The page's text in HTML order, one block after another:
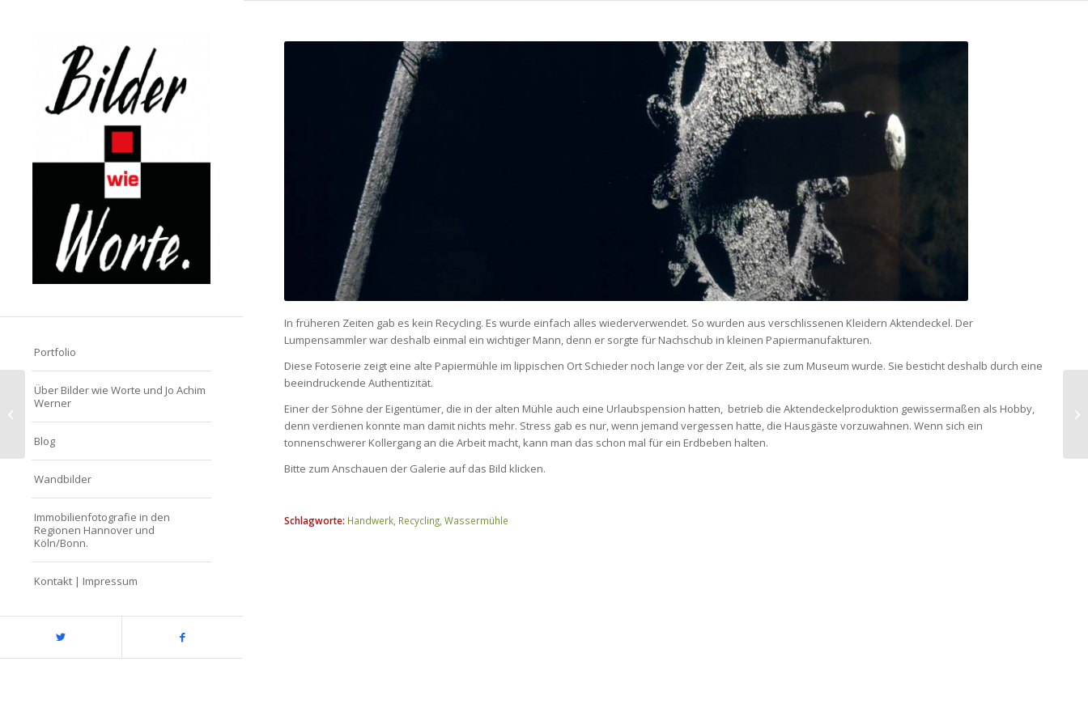
Portfolio
Über Bilder wie Worte und Jo Achim
Werner
Blog
Wandbilder
Immobilienfotografie in den
Regionen Hannover und
Köln/Bonn.
Kontakt | Impressum
In früheren Zeiten gab es kein Recycling. Es wurde einfach alles wiederverwendet. So wurden aus verschlissenen Kleidern Aktendeckel. Der
Lumpensammler war deshalb einmal ein wichtiger Mann, denn er sorgte für Nachschub in kleinen Papiermanufakturen.
Diese Fotoserie zeigt eine alte Papiermühle im lippischen Ort Schieder noch lange vor der Zeit, als sie zum Museum wurde. Sie besticht deshalb durch eine
beeindruckende Authentizität.
Einer der Söhne der Eigentümer, die in der alten Mühle auch eine Urlaubspension hatten, betrieb die Aktendeckelproduktion gewissermaßen als Hobby,
denn verdienen konnte man damit nichts mehr. Stress gab es nur, wenn jemand vergessen hatte, die Hausgäste vorzuwahnen. Wenn sich ein
tonnenschwerer Kollergang an die Arbeit macht, kann man das schon mal für ein Erdbeben halten.
Bitte zum Anschauen der Galerie auf das Bild klicken.
Schlagworte: Handwerk, Recycling, Wassermühle